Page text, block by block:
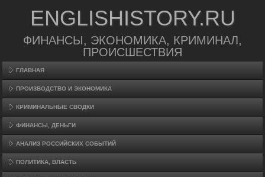
ENGLISHISTORY.RU
ФИНАНСЫ, ЭКОНОМИКА, КРИМИНАЛ,
ПРОИСШЕСТВИЯ
ГЛАВНАЯ
ПРОИЗВΟДСТВО И ЭКОНОМИКА
КРИМИНАЛЬНЫЕ СВОДКИ
ФИНАНСЫ, ДЕНЬГИ
АНАЛИЗ РОССИЙСКИХ СОБЫТИЙ
ПОЛИТИКА, ВЛАСТЬ